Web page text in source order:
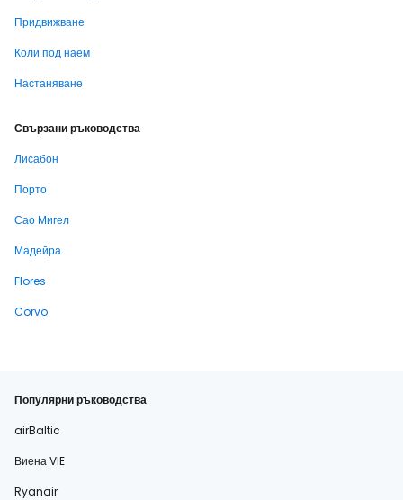
Придвижване
Коли под наем
Настаняване
Свързани ръководства
Лисабон
Порто
Сао Мигел
Мадейра
Flores
Corvo
Популярни ръководства
airBaltic
Виена VIE
Ryanair